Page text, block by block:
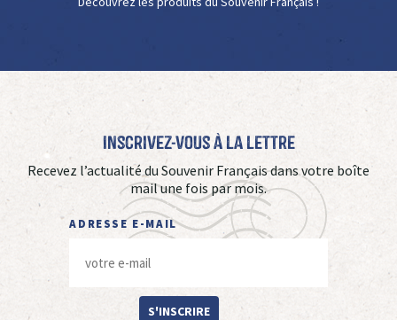
Inscrivez-vous à La Lettre
Recevez l’actualité du Souvenir Français dans votre boîte
mail une fois par mois.
ADRESSE E-MAIL
S'INSCRIRE